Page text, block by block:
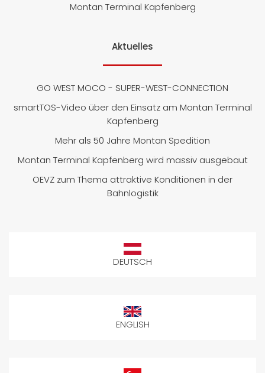
Montan Terminal Kapfenberg
Aktuelles
GO WEST MOCO - SUPER-WEST-CONNECTION
smartTOS-Video über den Einsatz am Montan Terminal
Kapfenberg
Mehr als 50 Jahre Montan Spedition
Montan Terminal Kapfenberg wird massiv ausgebaut
OEVZ zum Thema attraktive Konditionen in der
Bahnlogistik
DEUTSCH
ENGLISH